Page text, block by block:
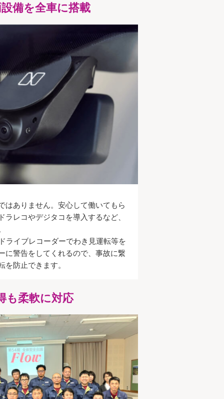
備を全車に搭載
はありません。安心して働いてもら
ラレコやデジタコを導入するなど、
ライブレコーダーでわき見運転等を
に警告をしてくれるので、事故に繋
を防止できます。
も柔軟に対応